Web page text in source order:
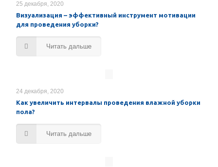
25 декабря, 2020
Визуализация – эффективный инструмент мотивации
для проведения уборки?
Читать дальше
24 декабря, 2020
Как увеличить интервалы проведения влажной уборки
пола?
Читать дальше